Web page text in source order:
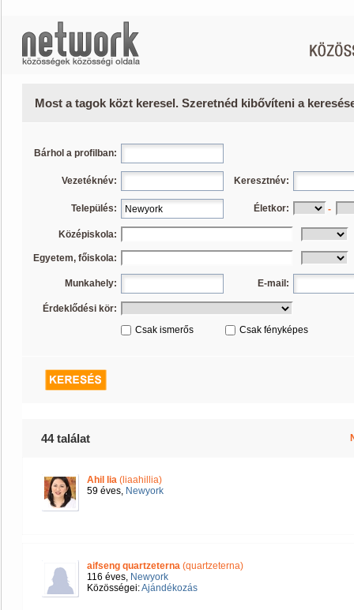
Most a tagok közt keresel. Szeretnéd kibővíteni a
Bárhol a profilban:
Vezetéknév: Keresztnév:
Település: Életkor: -
Középiskola:
Egyetem, főiskola:
Munkahely: E-mail:
Érdeklődési kör:
Csak ismerős
Csak fényképes
44 találat
Ahil lia (liaahillia)
59 éves, Newyork
aifseng quartzeterna (quartzeterna)
116 éves, Newyork
Közösségei:Ajándékozás